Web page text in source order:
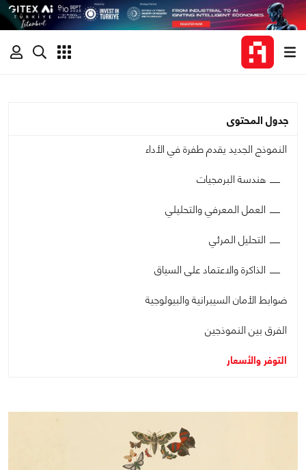
جدول المحتوى
النموذج الجديد يقدم طفرة في الأداء
هندسة البرمجيات
العمل المعرفي والتحليلي
التحليل المرئي
الذاكرة والاعتماد على السياق
ضوابط الأمان السيبرانية والبيولوجية
الفرق بين النموذجين
التوفر والأسعار